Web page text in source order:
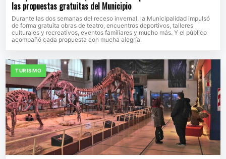
las propuestas gratuitas del Municipio
Durante las dos semanas del receso invernal, la Municipalidad impulsó
de forma gratuita obras de teatro, encuentros deportivos, talleres
culturales y recreativos, eventos familiares y mucho más. Y el público
acompañó cada propuesta con mucha alegría.
TURISMO